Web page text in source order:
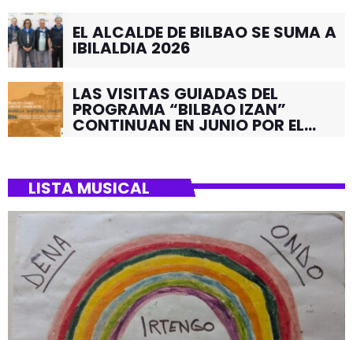
EL ALCALDE DE BILBAO SE SUMA A
IBILALDIA 2026
LAS VISITAS GUIADAS DEL
PROGRAMA “BILBAO IZAN”
CONTINUAN EN JUNIO POR EL
LISTA MUSICAL